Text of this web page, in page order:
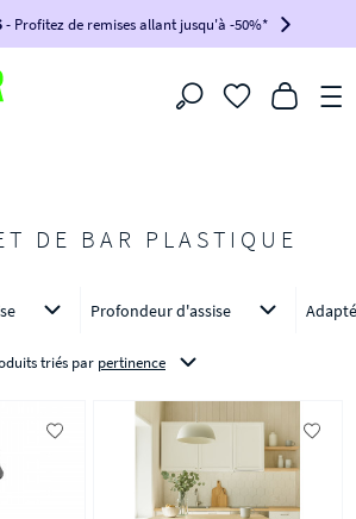
-100€*sur votre commande !
BIKINI100
conditions en bas de page-
- Profitez de remises allant jusqu'à -50%*
Filtrer
DE BAR PLASTIQUE
Profondeur d'assise
triés par pertinence